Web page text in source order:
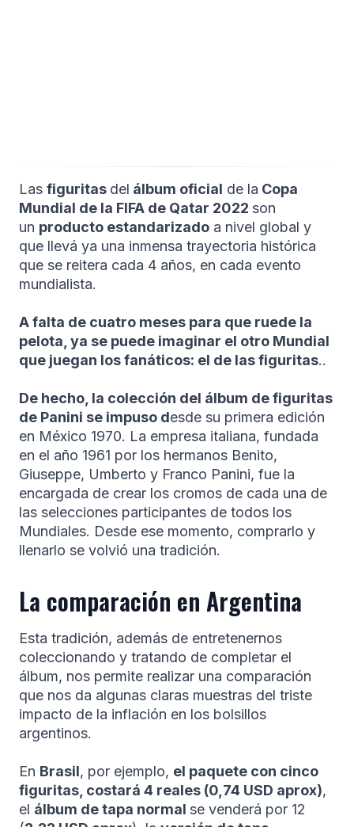
Las figuritas del álbum oficial de la Copa
Mundial de la FIFA de Qatar 2022 son
un producto estandarizado a nivel global y
que llevá ya una inmensa trayectoria histórica
que se reitera cada 4 años, en cada evento
mundialista.
A falta de cuatro meses para que ruede la
pelota, ya se puede imaginar el otro Mundial
que juegan los fanáticos: el de las figuritas..
De hecho, la colección del álbum de figuritas
de Panini se impuso desde su primera edición
en México 1970. La empresa italiana, fundada
en el año 1961 por los hermanos Benito,
Giuseppe, Umberto y Franco Panini, fue la
encargada de crear los cromos de cada una de
las selecciones participantes de todos los
Mundiales. Desde ese momento, comprarlo y
llenarlo se volvió una tradición.
La comparación en Argentina
Esta tradición, además de entretenernos
coleccionando y tratando de completar el
álbum, nos permite realizar una comparación
que nos da algunas claras muestras del triste
impacto de la inflación en los bolsillos
argentinos.
En Brasil, por ejemplo, el paquete con cinco
figuritas, costará 4 reales (0,74 USD aprox),
el álbum de tapa normal se venderá por 12